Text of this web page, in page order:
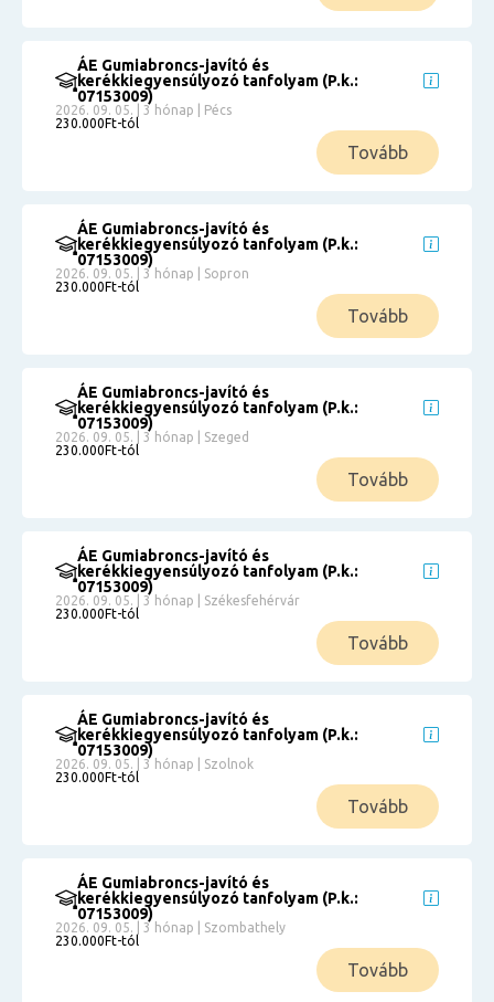
ÁE Gumiabroncs-javító és
kerékkiegyensúlyozó tanfolyam (P.k.:
07153009)
2026. 09. 05. | 3 hónap | Pécs
230.000Ft-tól
Tovább
ÁE Gumiabroncs-javító és
kerékkiegyensúlyozó tanfolyam (P.k.:
07153009)
2026. 09. 05. | 3 hónap | Sopron
230.000Ft-tól
Tovább
ÁE Gumiabroncs-javító és
kerékkiegyensúlyozó tanfolyam (P.k.:
07153009)
2026. 09. 05. | 3 hónap | Szeged
230.000Ft-tól
Tovább
ÁE Gumiabroncs-javító és
kerékkiegyensúlyozó tanfolyam (P.k.:
07153009)
2026. 09. 05. | 3 hónap | Székesfehérvár
230.000Ft-tól
Tovább
ÁE Gumiabroncs-javító és
kerékkiegyensúlyozó tanfolyam (P.k.:
07153009)
2026. 09. 05. | 3 hónap | Szolnok
230.000Ft-tól
Tovább
ÁE Gumiabroncs-javító és
kerékkiegyensúlyozó tanfolyam (P.k.:
07153009)
2026. 09. 05. | 3 hónap | Szombathely
230.000Ft-tól
Tovább